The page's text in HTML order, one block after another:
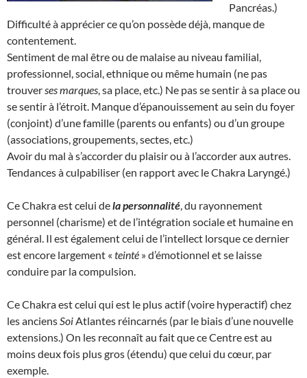
Pancréas.)
Difficulté à apprécier ce qu’on possède déjà, manque de
contentement.
Sentiment de mal être ou de malaise au niveau familial,
professionnel, social, ethnique ou même humain (ne pas
trouverses marques, sa place, etc.) Ne pas se sentir à sa place ou
se sentir à l’étroit. Manque d’épanouissement au sein du foyer
(conjoint) d’une famille (parents ou enfants) ou d’un groupe
(associations, groupements, sectes, etc.)
Avoir du mal à s’accorder du plaisir ou à l’accorder aux autres.
Tendances à culpabiliser (en rapport avec le Chakra Laryngé.)
Ce Chakra est celui dela personnalité, du rayonnement
personnel (charisme) et de l’intégration sociale et humaine en
général. Il est également celui de l’intellect lorsque ce dernier
est encore largement « teinté » d’émotionnel et se laisse
conduire par la compulsion.
Ce Chakra est celui qui est le plus actif (voire hyperactif) chez
les anciensSoiAtlantes réincarnés (par le biais d’une nouvelle
extensions.) On les reconnaît au fait que ce Centre est au
moins deux fois plus gros (étendu) que celui du cœur, par
exemple.